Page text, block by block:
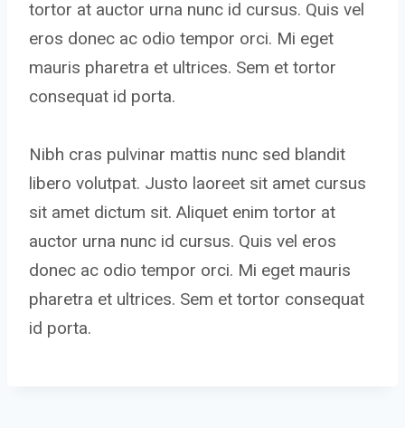
tortor at auctor urna nunc id cursus. Quis vel
eros donec ac odio tempor orci. Mi eget
mauris pharetra et ultrices. Sem et tortor
consequat id porta.
Nibh cras pulvinar mattis nunc sed blandit
libero volutpat. Justo laoreet sit amet cursus
sit amet dictum sit. Aliquet enim tortor at
auctor urna nunc id cursus. Quis vel eros
donec ac odio tempor orci. Mi eget mauris
pharetra et ultrices. Sem et tortor consequat
id porta.